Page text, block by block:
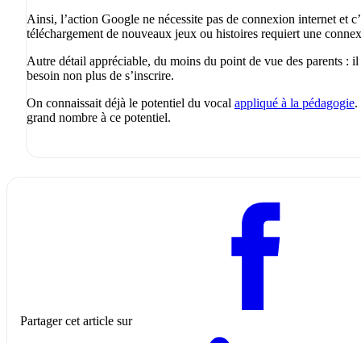
Ainsi, l’action Google ne nécessite pas de connexion internet et
téléchargement de nouveaux jeux ou histoires requiert une
Autre détail appréciable, du moins du point de vue des parents :
besoin non plus de s’inscrire.
On connaissait déjà le potentiel du vocal appliqué à la pédagogie.
grand nombre à ce potentiel.
Partager cet article sur